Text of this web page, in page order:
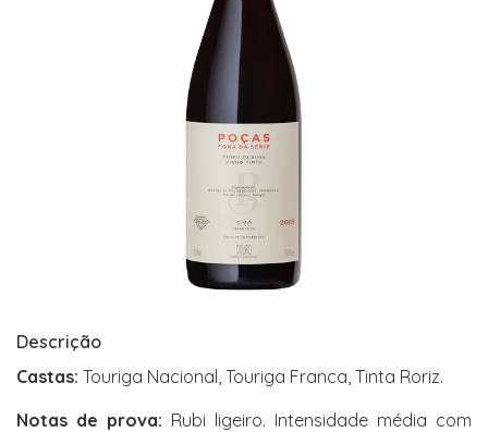
Descrição
Castas: Touriga Nacional, Touriga Franca, Tinta Roriz.
Notas de prova: Rubi ligeiro. Intensidade média com